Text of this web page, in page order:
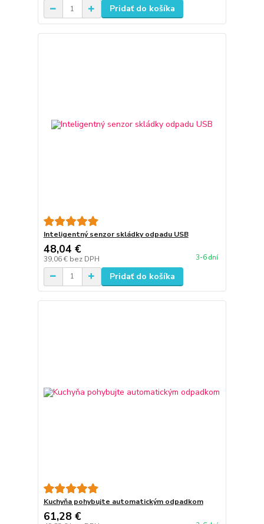
Pridať do košíka
Inteligentný senzor skládky odpadu USB
48,04 €
39,06 € bez DPH 3-6 dní
Pridať do košíka
Kuchyňa pohybujte automatickým odpadkom
61,28 €